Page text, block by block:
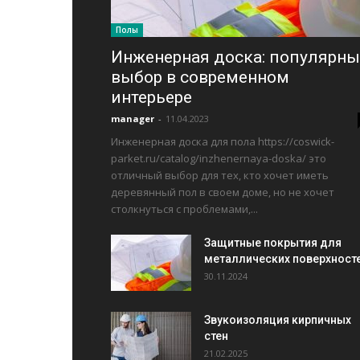
Полы
Инженерная доска:
выбор в современном
интерьере
manager - 11.04.2023
Инженерная доска для пола https://coswick-
parket.ru/catalog/inzhenernaya-doska/ это
отличный выбор для тех, кто хочет иметь
деревянный пол в своем доме, но не хочет
столкнуться с проблемами,...
Защитные покрытия для
металлических
30.11.2024
Звукоизоляция кирпичных
стен
21.02.2025